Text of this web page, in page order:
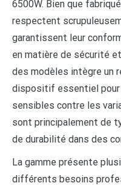
6500W. Bien que
respectent
garantissent leur
en matière de sécurité
des modèles intègre un
dispositif essentiel
sensibles contre les
sont principalement de
de durabilité dans des
La gamme présente
différents besoins